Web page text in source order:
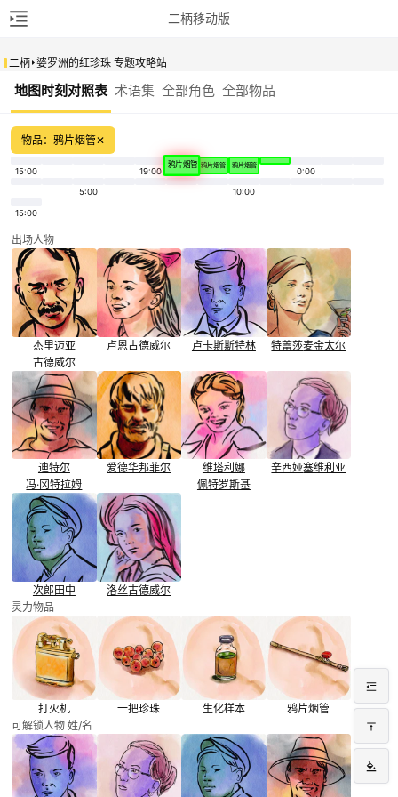
二柄移动版
二柄 婆罗洲的红珍珠 专题攻略站
地图时刻对照表 术语集 全部角色 全部物品
物品：鸦片烟管✕
15:00 19:00
鸦片烟管 鸦片烟管 鸦片烟管
0:00
5:00 10:00
15:00
出场人物
杰里迈亚
古德威尔
卢恩古德威尔 卢卡斯斯特林 特蕾莎麦金太尔
迪特尔
冯·冈特拉姆
爱德华邦菲尔
维塔利娜
佩特罗斯基
辛西娅塞维利亚
次郎田中 洛丝古德威尔
灵力物品
打火机 一把珍珠 生化样本
鸦片烟管
可解锁人物 姓/名